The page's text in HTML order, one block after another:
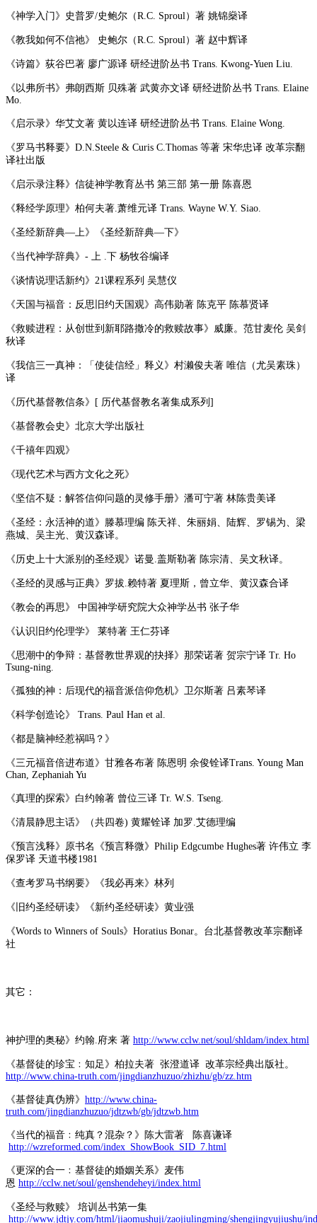
《神学入门》史普罗/史鲍尔（R.C. Sproul）著 姚锦燊译
《教我如何不信祂》 史鲍尔（R.C. Sproul）著 赵中辉译
《诗篇》荻谷巴著 廖广源译 研经进阶丛书 Trans. Kwong-Yuen Liu.
《以弗所书》弗朗西斯 贝殊著 武黄亦文译 研经进阶丛书 Trans. Elaine
Mo.
《启示录》华艾文著 黄以连译 研经进阶丛书 Trans. Elaine Wong.
《罗马书释要》D.N.Steele & Curis C.Thomas 等著 宋华忠译 改革宗翻
译社出版
《启示录注释》信徒神学教育丛书 第三部 第一册 陈喜恩
《释经学原理》柏何夫著.萧维元译 Trans. Wayne W.Y. Siao.
《圣经新辞典—上》《圣经新辞典—下》
《当代神学辞典》- 上 .下 杨牧谷编译
《谈情说理话新约》21课程系列 吴慧仪
《天国与福音：反思旧约天国观》高伟勋著 陈克平 陈慕贤译
《救赎进程：从创世到新耶路撒冷的救赎故事》威廉。范甘麦伦 吴剑
秋译
《我信三一真神：「使徒信经」释义》村濑俊夫著 唯信（尤吴素珠）
译
《历代基督教信条》[ 历代基督教名著集成系列]
《基督教会史》北京大学出版社
《千禧年四观》
《现代艺术与西方文化之死》
《坚信不疑：解答信仰问题的灵修手册》潘可宁著 林陈贵美译
《圣经：永活神的道》滕慕理编 陈天祥、朱丽娟、陆辉、罗锡为、梁
燕城、吴主光、黄汉森译。
《历史上十大派别的圣经观》诺曼.盖斯勒著 陈宗清、吴文秋译。
《圣经的灵感与正典》罗拔.赖特著 夏理斯，曾立华、黄汉森合译
《教会的再思》 中国神学研究院大众神学丛书 张子华
《认识旧约伦理学》 莱特著 王仁芬译
《思潮中的争辩：基督教世界观的抉择》那荣诺著 贺宗宁译 Tr. Ho
Tsung-ning.
《孤独的神：后现代的福音派信仰危机》卫尔斯著 吕素琴译
《科学创造论》 Trans. Paul Han et al.
《都是脑神经惹祸吗？》
《三元福音倍进布道》甘雅各布著 陈恩明 余俊铨译Trans. Young Man
Chan, Zephaniah Yu
《真理的探索》白约翰著 曾位三译 Tr. W.S. Tseng.
《清晨静思主话》（共四卷) 黄耀铨译 加罗.艾德理编
《预言浅释》原书名《预言释微》Philip Edgcumbe Hughes著 许伟立 李
保罗译 天道书楼1981
《查考罗马书纲要》《我必再来》林列
《旧约圣经研读》《新约圣经研读》黄业强
《Words to Winners of Souls》Horatius Bonar。台北基督教改革宗翻译
社
其它：
神护理的奥秘》 约翰.府来 著 http://www.cclw.net/soul/shldam/index.html
《基督徒的珍宝﹕知足》柏拉夫著 张澄道译 改革宗经典出版社。
http://www.china-truth.com/jingdianzhuzuo/zhizhu/gb/zz.htm
《基督徒真伪辨》 http://www.china-
truth.com/jingdianzhuzuo/jdtzwb/gb/jdtzwb.htm
《当代的福音﹕纯真？混杂？》陈大雷著 陈喜谦译
http://wzreformed.com/index_ShowBook_SID_7.html
《更深的合一﹕基督徒的婚姻关系》麦伟
恩 http://cclw.net/soul/genshendeheyi/index.html
《圣经与救赎》 培训丛书第一集
http://www.jdtjy.com/html/jiaomushuji/zaojiulingming/shengjingyujiushu/